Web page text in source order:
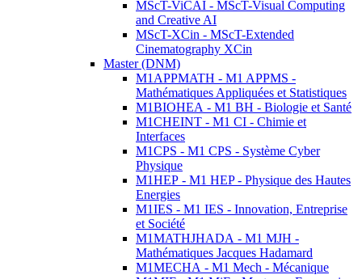
MScT-ViCAI - MScT-Visual Computing
and Creative AI
MScT-XCin - MScT-Extended
Cinematography XCin
Master (DNM)
M1APPMATH - M1 APPMS -
Mathématiques Appliquées et Statistiques
M1BIOHEA - M1 BH - Biologie et Santé
M1CHEINT - M1 CI - Chimie et
Interfaces
M1CPS - M1 CPS - Système Cyber
Physique
M1HEP - M1 HEP - Physique des Hautes
Energies
M1IES - M1 IES - Innovation, Entreprise
et Société
M1MATHJHADA - M1 MJH -
Mathématiques Jacques Hadamard
M1MECHA - M1 Mech - Mécanique